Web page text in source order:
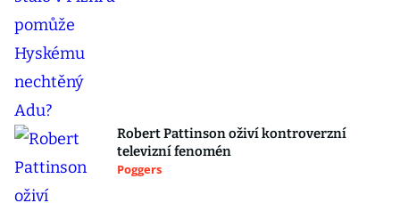
Robert Pattinson oživí kontroverzní
televizní fenomén
Poggers